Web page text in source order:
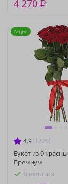
4 270 ₽
4.9 (1726)
Букет из 9
Премиум
В наличии
Акция